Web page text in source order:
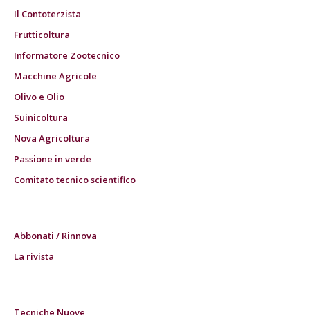
Il Contoterzista
Frutticoltura
Informatore Zootecnico
Macchine Agricole
Olivo e Olio
Suinicoltura
Nova Agricoltura
Passione in verde
Comitato tecnico scientifico
Abbonati / Rinnova
La rivista
Tecniche Nuove